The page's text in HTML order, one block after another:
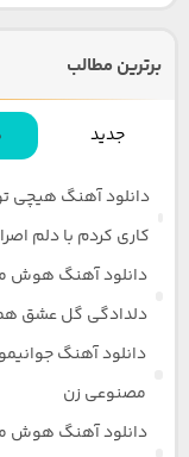
برترین مطالب
جدید
دانلود آهنگ هیچی
کاری کردم با دلم
دانلود آهنگ هوش
دلدادگی گل عشق
دانلود آهنگ
مصنوعی زن
دانلود آهنگ هوش